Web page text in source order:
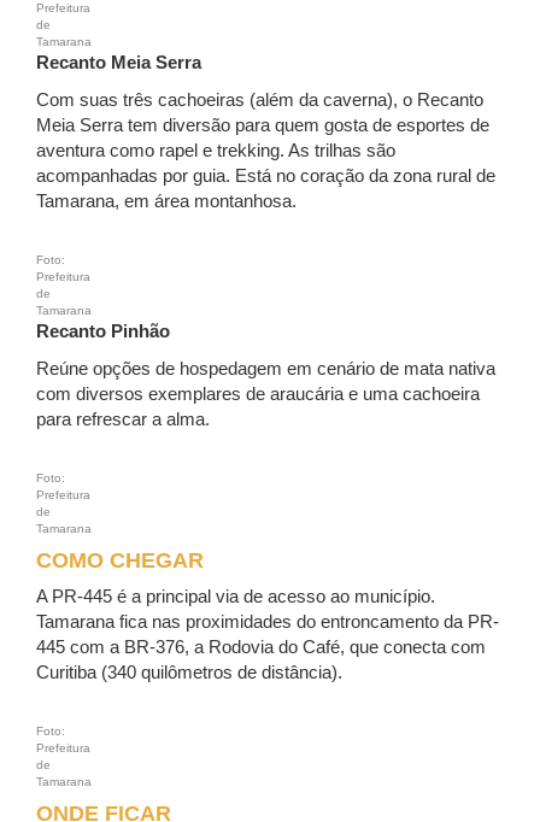
Prefeitura
de
Tamarana
Recanto Meia Serra
Com suas três cachoeiras (além da caverna), o Recanto
Meia Serra tem diversão para quem gosta de esportes de
aventura como rapel e trekking. As trilhas são
acompanhadas por guia. Está no coração da zona rural de
Tamarana, em área montanhosa.
Foto:
Prefeitura
de
Tamarana
Recanto Pinhão
Reúne opções de hospedagem em cenário de mata nativa
com diversos exemplares de araucária e uma cachoeira
para refrescar a alma.
Foto:
Prefeitura
de
Tamarana
COMO CHEGAR
A PR-445 é a principal via de acesso ao município.
Tamarana fica nas proximidades do entroncamento da PR-
445 com a BR-376, a Rodovia do Café, que conecta com
Curitiba (340 quilômetros de distância).
Foto:
Prefeitura
de
Tamarana
ONDE FICAR